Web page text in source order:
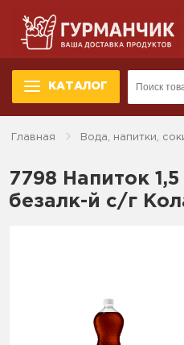
КАТАЛОГ
Главная Вода, напитки,
7798 Напиток
безалк-й с/г